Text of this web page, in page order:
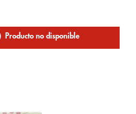
Producto no disponible